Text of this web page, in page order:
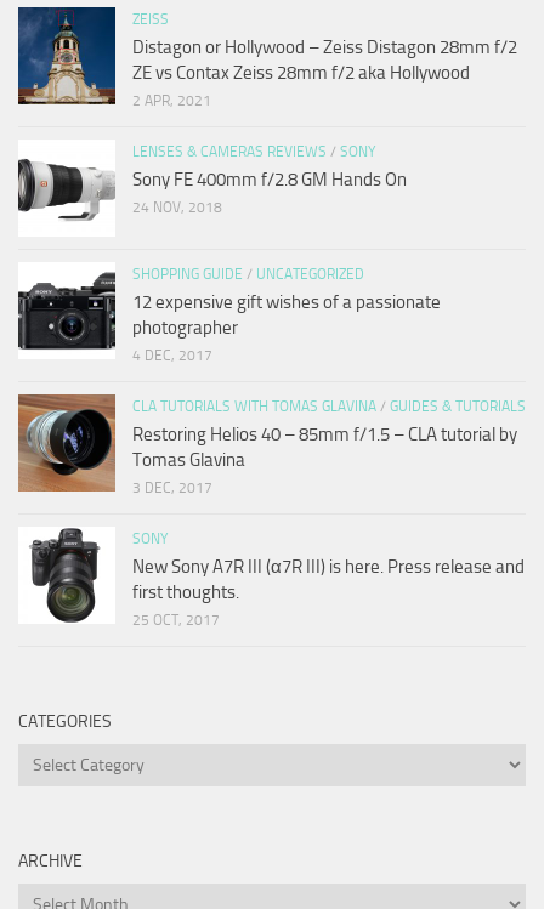
ZEISS
Distagon or Hollywood – Zeiss Distagon 28mm f/2
ZE vs Contax Zeiss 28mm f/2 aka Hollywood
2 APR, 2021
LENSES & CAMERAS REVIEWS / SONY
Sony FE 400mm f/2.8 GM Hands On
24 NOV, 2018
SHOPPING GUIDE / UNCATEGORIZED
12 expensive gift wishes of a passionate
photographer
4 DEC, 2017
CLA TUTORIALS WITH TOMAS GLAVINA / GUIDES & TUTORIALS
Restoring Helios 40 – 85mm f/1.5 – CLA tutorial by
Tomas Glavina
3 DEC, 2017
SONY
New Sony A7R III (α7R III) is here. Press release and
first thoughts.
25 OCT, 2017
CATEGORIES
Categories
ARCHIVE
Archive